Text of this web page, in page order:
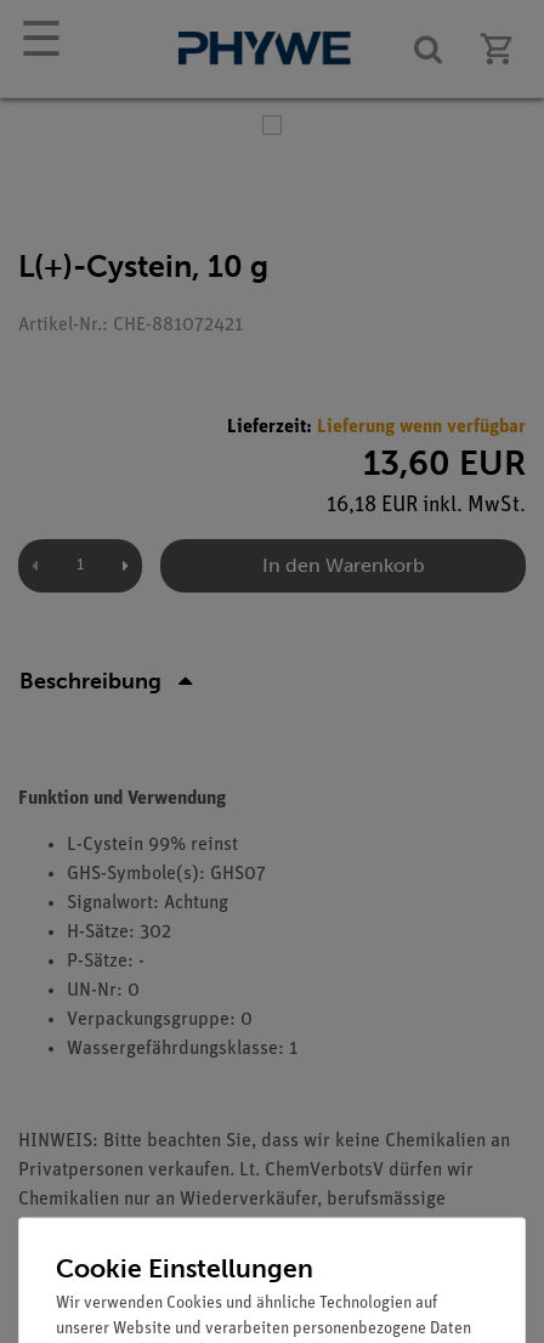
☰
L(+)-Cystein, 10 g
Artikel-Nr.: CHE-881072421
Lieferzeit: Lieferung wenn verfügbar
13,60 EUR
16,18 EUR inkl. MwSt.
In den Warenkorb
Beschreibung
Funktion und Verwendung
L-Cystein 99% reinst
GHS-Symbole(s): GHS07
Signalwort: Achtung
H-Sätze: 302
P-Sätze: -
UN-Nr: 0
Verpackungsgruppe: 0
Wassergefährdungsklasse: 1
HINWEIS: Bitte beachten Sie, dass wir keine Chemikalien an
Privatpersonen verkaufen. Lt. ChemVerbotsV dürfen wir
Chemikalien nur an Wiederverkäufer, berufsmässige
Lehranstalten abgeben.
Cookie Einstellungen
Wir verwenden Cookies und ähnliche Technologien auf
unserer Website und verarbeiten personenbezogene Daten